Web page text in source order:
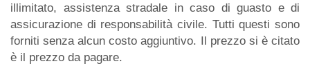
illimitato, assistenza stradale in caso di guasto e di
assicurazione di responsabilità civile. Tutti questi sono
forniti senza alcun costo aggiuntivo. Il prezzo si è citato
è il prezzo da pagare.